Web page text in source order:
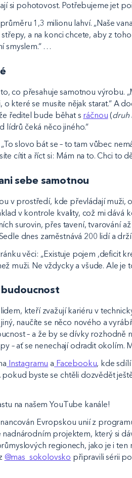
si pohotovost. Potřebujeme jet
1,3 milionu lahví. „Naše
a na konci chcete, aby z
smyslem.“ …
co přesahuje samotnou výrobu.
o které se musíte nějak starat.“ A
ředitel bude běhat s ráčnou (druh
lídrů čeká něco jiného.“
slovo bát se – to tam vůbec
cítit a říct si: Mám na to. Chci to
sebe samotnou
v prostředí, kde převládají muži,
v kontrole kvality, což mi dává
surovin, přes tavení, tvarování
dnes zaměstnává 200 lidí a
věci: „Existuje pojem ‚deficit
muži. Ne vždycky a všude. Ale je
budoucnost
kteří zvažují kariéru v
naučíte se něco nového a
– a že by se dívky rozhodně
– ať se nenechají odradit okolím.
Instagramu a Facebooku, kde
byste se chtěli dozvědět
na našem YouTube kanále!
Evropskou unií z
projektem, který si
regionech, jako je i ten
@mas_sokolovsko připravili sérii